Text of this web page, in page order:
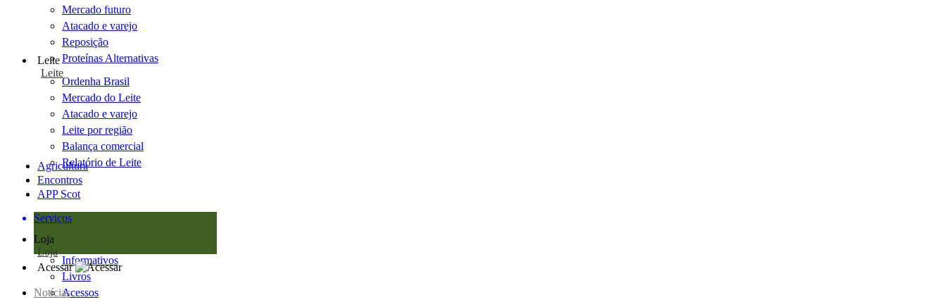
Mercado futuro
Atacado e varejo
Reposição
Proteínas Alternativas
Leite
Leite
Ordenha Brasil
Mercado do Leite
Atacado e varejo
Leite por região
Balança comercial
Relatório de Leite
Agricultura
Encontros
APP Scot
Serviços
Loja
Loja
Informativos
Livros
Acessos
Acessar
Notícias